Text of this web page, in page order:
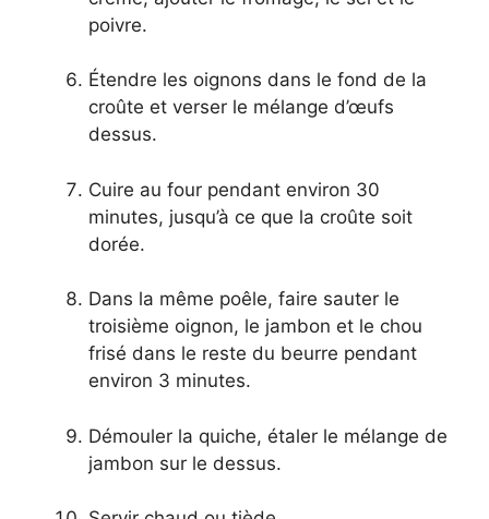
poivre.
Étendre les oignons dans le fond de la
croûte et verser le mélange d’œufs
dessus.
Cuire au four pendant environ 30
minutes, jusqu’à ce que la croûte soit
dorée.
Dans la même poêle, faire sauter le
troisième oignon, le jambon et le chou
frisé dans le reste du beurre pendant
environ 3 minutes.
Démouler la quiche, étaler le mélange de
jambon sur le dessus.